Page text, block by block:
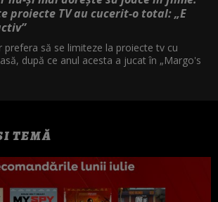
proiecte TV au cucerit-o total: „E
prefera să se limiteze la proiecte tv cu
după ce anul acesta a jucat în „Margo's
TEMĂ